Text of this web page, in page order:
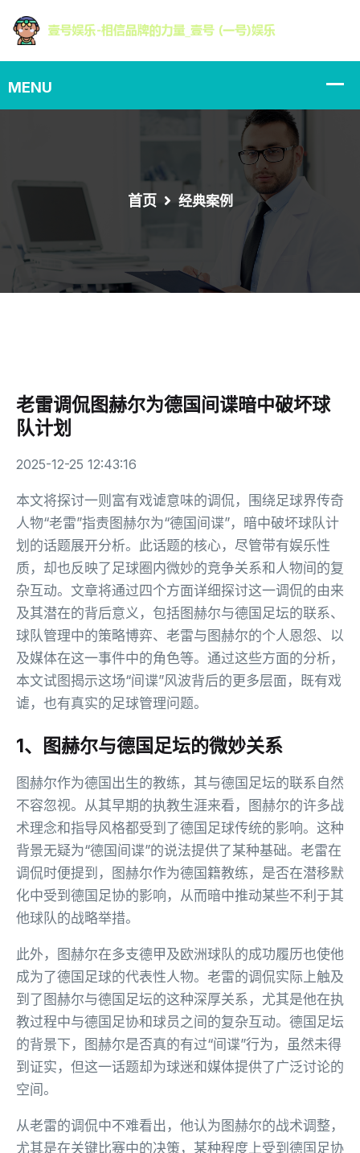
首页 经典案例
老雷调侃图赫尔为德国间谍暗中破坏球
队计划
2025-12-25 12:43:16
本文将探讨一则富有戏谑意味的调侃，围绕足球界传奇
人物“老雷”指责图赫尔为“德国间谍”，暗中破坏球队计
划的话题展开分析。此话题的核心，尽管带有娱乐性
质，却也反映了足球圈内微妙的竞争关系和人物间的复
杂互动。文章将通过四个方面详细探讨这一调侃的由来
及其潜在的背后意义，包括图赫尔与德国足坛的联系、
球队管理中的策略博弈、老雷与图赫尔的个人恩怨、以
及媒体在这一事件中的角色等。通过这些方面的分析，
本文试图揭示这场“间谍”风波背后的更多层面，既有戏
谑，也有真实的足球管理问题。
1、图赫尔与德国足坛的微妙关系
图赫尔作为德国出生的教练，其与德国足坛的联系自然
不容忽视。从其早期的执教生涯来看，图赫尔的许多战
术理念和指导风格都受到了德国足球传统的影响。这种
背景无疑为“德国间谍”的说法提供了某种基础。老雷在
调侃时便提到，图赫尔作为德国籍教练，是否在潜移默
化中受到德国足协的影响，从而暗中推动某些不利于其
他球队的战略举措。
此外，图赫尔在多支德甲及欧洲球队的成功履历也使他
成为了德国足球的代表性人物。老雷的调侃实际上触及
到了图赫尔与德国足坛的这种深厚关系，尤其是他在执
教过程中与德国足协和球员之间的复杂互动。德国足坛
的背景下，图赫尔是否真的有过“间谍”行为，虽然未得
到证实，但这一话题却为球迷和媒体提供了广泛讨论的
空间。
从老雷的调侃中不难看出，他认为图赫尔的战术调整，
尤其是在关键比赛中的决策，某种程度上受到德国足协